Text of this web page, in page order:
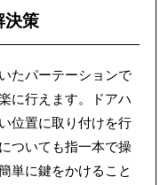
決策
たパーテーションで
に行えます。ドアハ
位置に取り付けを行
ついても指一本で操
単に鍵をかけること